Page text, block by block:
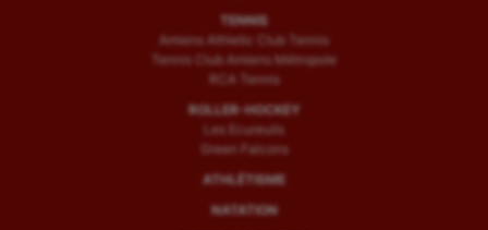
TENNIS
Amiens Athletic Club Tennis
Tennis Club Amiens Métropole
RCA Tennis
ROLLER-HOCKEY
Les Ecureuils
Green Falcons
ATHLÉTISME
NATATION